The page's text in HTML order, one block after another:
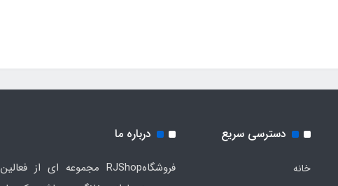
دسترسی سریع
خانه
درباره ما
فروشگاهRJShop مجموعه ای از فعالین